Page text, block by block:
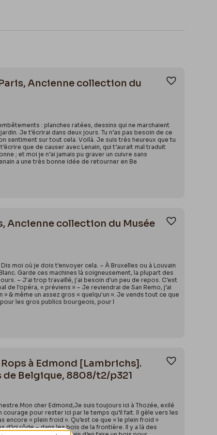
Ancienne collection du
: planches ratées, dessins qui ne marchaient
Je t’écrirai dans deux jours. Tu n’as pas besoin de ce
sentiment sur tout cela. Voilà. Je suis très heureux que tu
que de causer avec Lenain, qui t’aurait mal traduit
; et moi je n’ai jamais pu graver un cuivre sans
a une très bonne idée de retourner en Be
Ajouter
Ancienne collection du Musée
moi où je dois t'envoyer cela. – À Bruxelles ou à Louvain
Garde ces machines là soigneusement, la plupart des
– J'ai trop travaillé, j'ai besoin d'un peu de repos. C'est
de l'opéra, « préviens » – Je reviendrai de San Remo, j’ai
& même un assez gros « quelqu'un ». Je vends tout ce que
les gros publics bourgeois, pour l
Ajouter
à Edmond [Lambrichs].
Belgique, 8808/t2/p321
cher Edmond,Je suis toujours ici à Thozée, exilé
courage pour rester ici par le temps qu’il fait. Il gèle vers les
encore « plein froid ». Qu’est ce que « le plein froid »
d’ici rôde – dans les bois de la frontière. Il y a là des
Ajouter